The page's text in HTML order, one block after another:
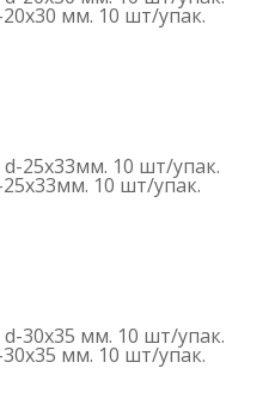
мм. 10 шт/упак.
10 шт/упак.
10 шт/упак.
мм. 10 шт/упак.
мм. 10 шт/упак.